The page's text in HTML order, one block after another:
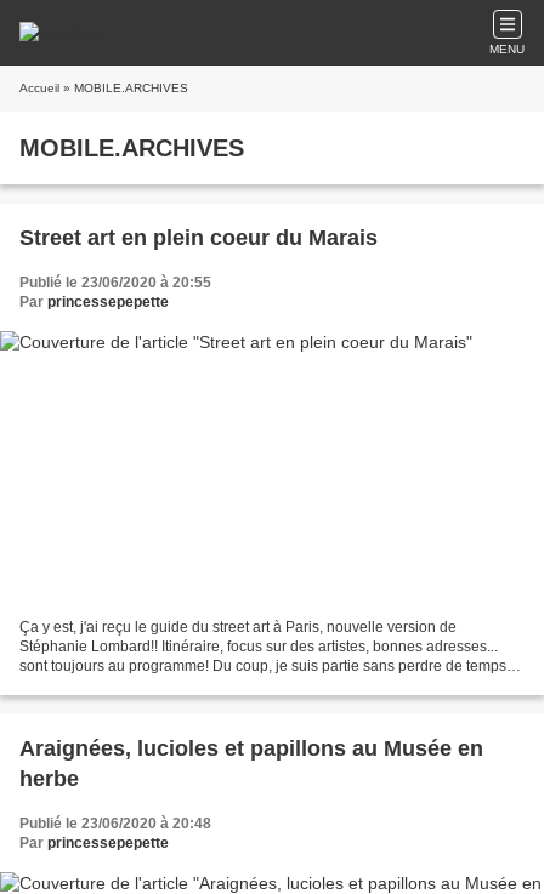
MENU
Accueil » MOBILE.ARCHIVES
MOBILE.ARCHIVES
Street art en plein coeur du Marais
Publié le 23/06/2020 à 20:55
Par princessepepette
Ça y est, j'ai reçu le guide du street art à Paris, nouvelle version de
Stéphanie Lombard!! Itinéraire, focus sur des artistes, bonnes adresses...
sont toujours au programme! Du coup, je suis partie sans perdre de temps
Araignées, lucioles et papillons au Musée en
herbe
Publié le 23/06/2020 à 20:48
Par princessepepette